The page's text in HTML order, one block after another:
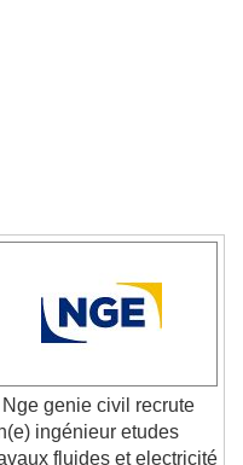
Forward
genie civil recrute
ingénieur etudes